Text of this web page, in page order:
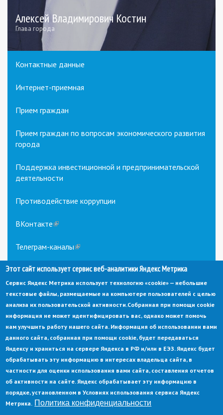
Алексей Владимирович Костин
Глава города
Контактные данные
Интернет-приемная
Прием граждан
Прием граждан по вопросам экономического развития
города
Поддержка инвестиционной и предпринимательской
деятельности
Противодействие коррупции
ВКонтакте(link
external)
Телеграм-каналы(link
external)
© Администрация города Заречный
Электронная почта:
adm@zarechny.zato.ru
sends
e-
mail)
Пензенская обл, г. Заречный, пр-кт. 30-летия Победы, д. 27, 442960
При публикации материалов сайта ссылка на источник обязательна.
Политика конфиденциальности Ссылка на старый сайт
Этот сайт использует сервис веб-аналитики Яндекс Метрика
Сервис Яндекс Метрика использует технологию «cookie» — небольшие
текстовые файлы, размещаемые на компьютере пользователей с целью
анализа их пользовательской активности.Собранная при помощи cookie
информация не может идентифицировать вас, однако может помочь
нам улучшить работу нашего сайта. Информация об использовании вами
данного сайта, собранная при помощи cookie, будет передаваться
Яндексу и храниться на сервере Яндекса в РФ и/или в ЕЭЗ. Яндекс будет
обрабатывать эту информацию в интересах владельца сайта, в
частности для оценки использования вами сайта, составления отчетов
об активности на сайте. Яндекс обрабатывает эту информацию в
порядке, установленном в Условиях использования сервиса Яндекс
Метрика. Политика конфиденциальности